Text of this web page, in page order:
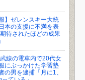
報】ゼレンスキー大統
本の支援に不満を表
待されたほどの成果
線の電車内で20代女
にぶっかけた学習塾
の男を逮捕「月に1、